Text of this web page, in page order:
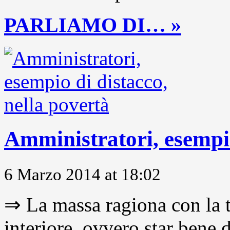
PARLIAMO DI… »
Amministratori,
6 Marzo 2014 at 18:02
⇒ La massa ragiona con